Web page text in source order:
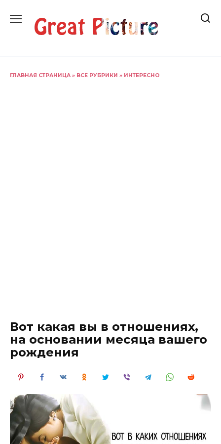
содержанию
ГЛАВНАЯ СТРАНИЦА » ВСЕ РУБРИКИ » ИНТЕРЕСНО
Вот какая вы в отношениях,
на основании месяца вашего
рождения